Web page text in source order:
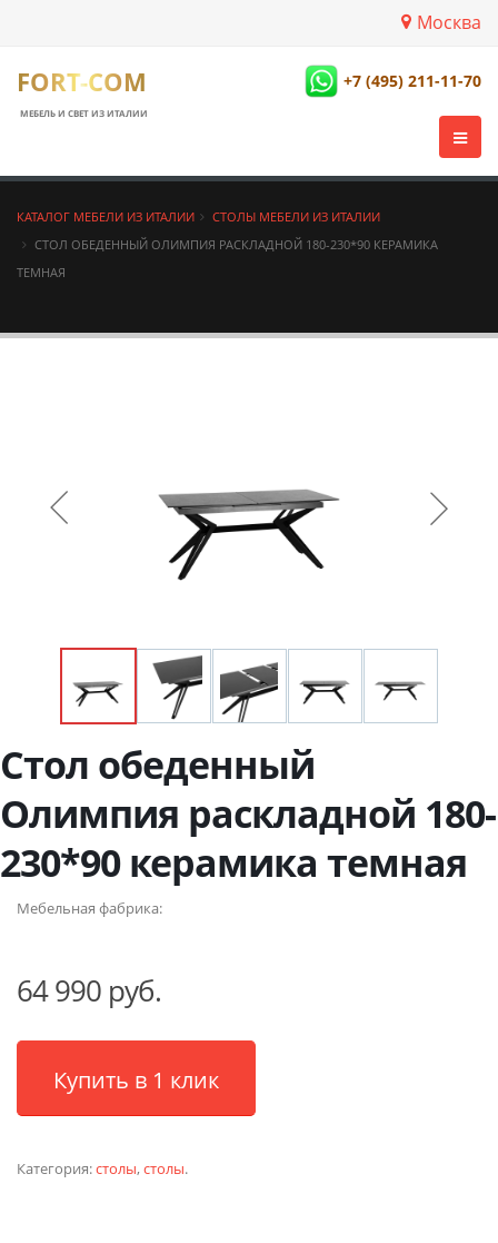
Москва
FORT-COM
МЕБЕЛЬ И СВЕТ ИЗ ИТАЛИИ
+7 (495) 211-11-70
КАТАЛОГ МЕБЕЛИ ИЗ ИТАЛИИ
СТОЛЫ МЕБЕЛИ ИЗ ИТАЛИИ
СТОЛ ОБЕДЕННЫЙ ОЛИМПИЯ РАСКЛАДНОЙ 180-230*90 КЕРАМИКА
ТЕМНАЯ
Стол обеденный
Олимпия раскладной 180-
230*90 керамика темная
Мебельная фабрика:
64 990 руб.
Купить в 1 клик
Категория:столы,столы.